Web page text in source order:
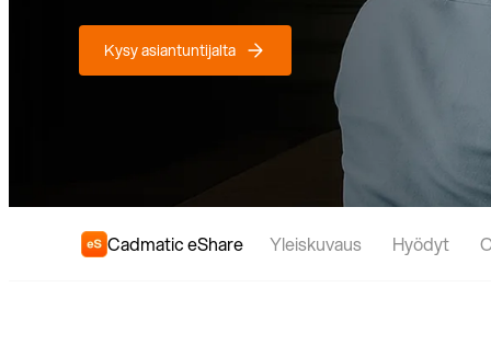
Kysy asiantuntijalta
Cadmatic eShare Yleiskuvaus Hyödyt